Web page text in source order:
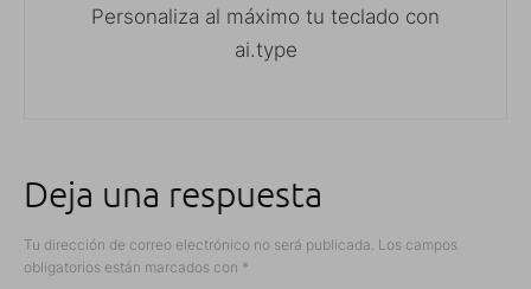
Personaliza al máximo tu teclado con
ai.type
Deja una respuesta
Tu dirección de correo electrónico no será publicada. Los campos
obligatorios están marcados con *